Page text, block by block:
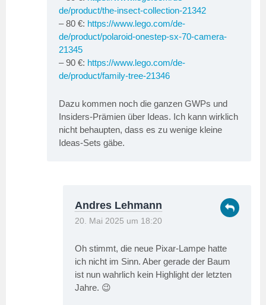
de/product/the-insect-collection-21342
– 80 €: https://www.lego.com/de-
de/product/polaroid-onestep-sx-70-camera-
21345
– 90 €: https://www.lego.com/de-
de/product/family-tree-21346
Dazu kommen noch die ganzen GWPs und
Insiders-Prämien über Ideas. Ich kann wirklich
nicht behaupten, dass es zu wenige kleine
Ideas-Sets gäbe.
Andres Lehmann
20. Mai 2025 um 18:20
Oh stimmt, die neue Pixar-Lampe hatte
ich nicht im Sinn. Aber gerade der Baum
ist nun wahrlich kein Highlight der letzten
Jahre. 😉